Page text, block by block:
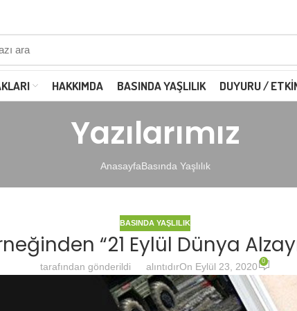
HAKKIMDA BASINDA YAŞLILIK DUYURU /
Yazılarımız
AnasayfaBasında Yaşlılık
BASINDA YAŞLILIK
“21 Eylül Dünya
tarafından gönderildi alıntıdırOn Eylül 23, 2020 0